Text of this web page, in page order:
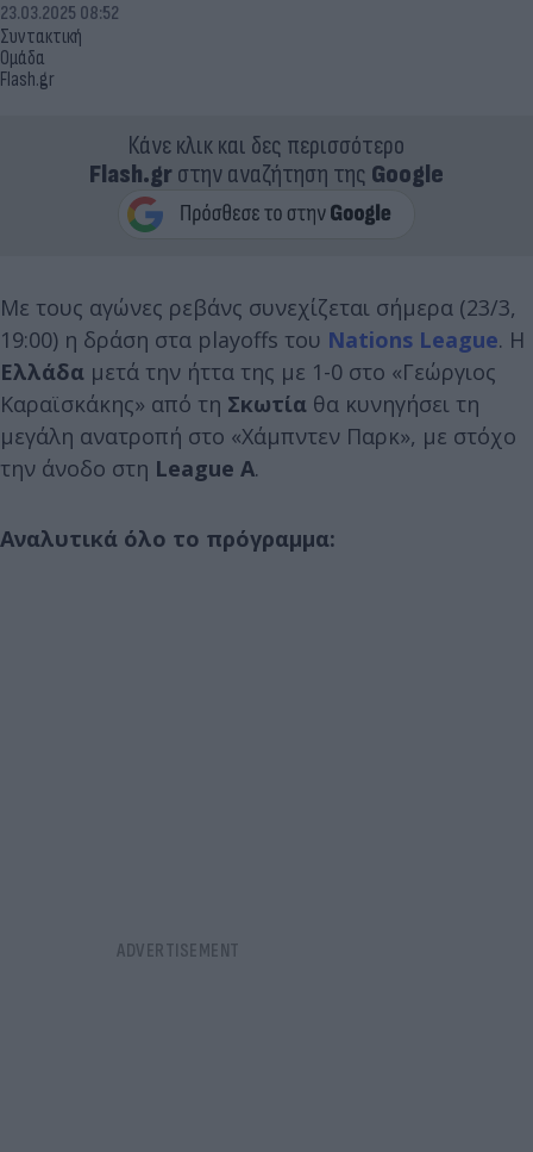
Συντακτική
Ομάδα
Flash.gr
23.03.2025 08:52
Κάνε κλικ και δες περισσότερο
Flash.grστην αναζήτηση της Google
Με τους αγώνες ρεβάνς συνεχίζεται σήμερα (23/3,
19:00) η δράση στα playoffs του Nations League. Η
Ελλάδα μετά την ήττα της με 1-0 στο «Γεώργιος
Καραϊσκάκης» από τη Σκωτία θα κυνηγήσει τη
μεγάλη ανατροπή στο «Χάμπντεν Παρκ», με στόχο
την άνοδο στη League A.
Αναλυτικά όλο το πρόγραμμα: